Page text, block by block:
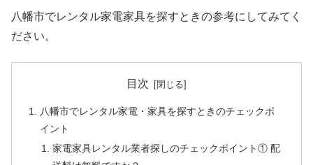
八幡市でレンタル家電家具を探すときの参考にしてみてく
ださい。
目次
八幡市でレンタル家電・家具を探すときのチェックポ
イント
家電家具レンタル業者探しのチェックポイント① 配